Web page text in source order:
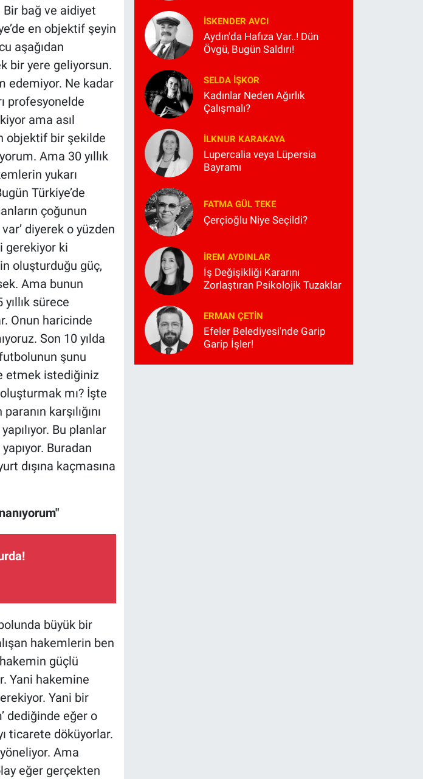
bağ ve aidiyet
en objektif şeyin
aşağıdan
bir yere geliyorsun.
edemiyor. Ne kadar
profesyonelde
ama asıl
objektif bir şekilde
Ama 30 yıllık
yukarı
Türkiye’de
çoğunun
diyerek o yüzden
gerekiyor ki
oluşturduğu güç,
Ama bunun
sürece
Onun haricinde
Son 10 yılda
şunu
etmek istediğiniz
mı? İşte
karşılığını
Bu planlar
Buradan
dışına kaçmasına
büyük bir
hakemlerin ben
güçlü
Yani hakemine
Yani bir
dediğinde eğer o
ticarete döküyorlar.
Ama
eğer gerçekten
İSKENDER AVCI
Aydın'da Hafıza Var..! Dün
Övgü, Bugün Saldırı!
SELDA İŞKOR
Kadınlar Neden Ağırlık
Çalışmalı?
İLKNUR KARAKAYA
Lupercalia veya Lüpersia
Bayramı
FATMA GÜL TEKE
Çerçioğlu Niye Seçildi?
İREM AYDINLAR
İş Değişikliği Kararını
Zorlaştıran Psikolojik Tuzaklar
ERMAN ÇETIN
Efeler Belediyesi'nde Garip
Garip İşler!